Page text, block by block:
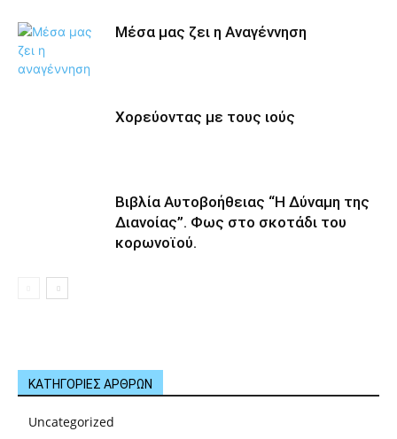
Μέσα μας ζει η Αναγέννηση
Χορεύοντας με τους ιούς
Βιβλία Αυτοβοήθειας “Η Δύναμη της
Διανοίας”. Φως στο σκοτάδι του
κορωνοϊού.
ΚΑΤΗΓΟΡΙΕΣ ΑΡΘΡΩΝ
Uncategorized